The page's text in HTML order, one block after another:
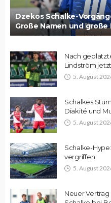
Dzekos Schalke-
Große Namen und große
Nach
Lindström
5. August
Schalkes
Diakité und
5. August
Schalke-
vergriffen
5. August
Neuer